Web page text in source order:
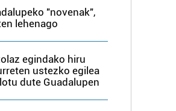
propioak eta hirugarrenen cookie-
hau onartuz gero, teknologia hori
esplizitua ematen diguzu.
"novenak",
lehenago
egindako hiru
ustezko egilea
dute Guadalupen